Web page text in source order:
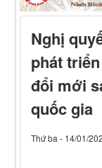
Nghị
phát
đổi mới
quốc gia
Thứ ba - 14/01/